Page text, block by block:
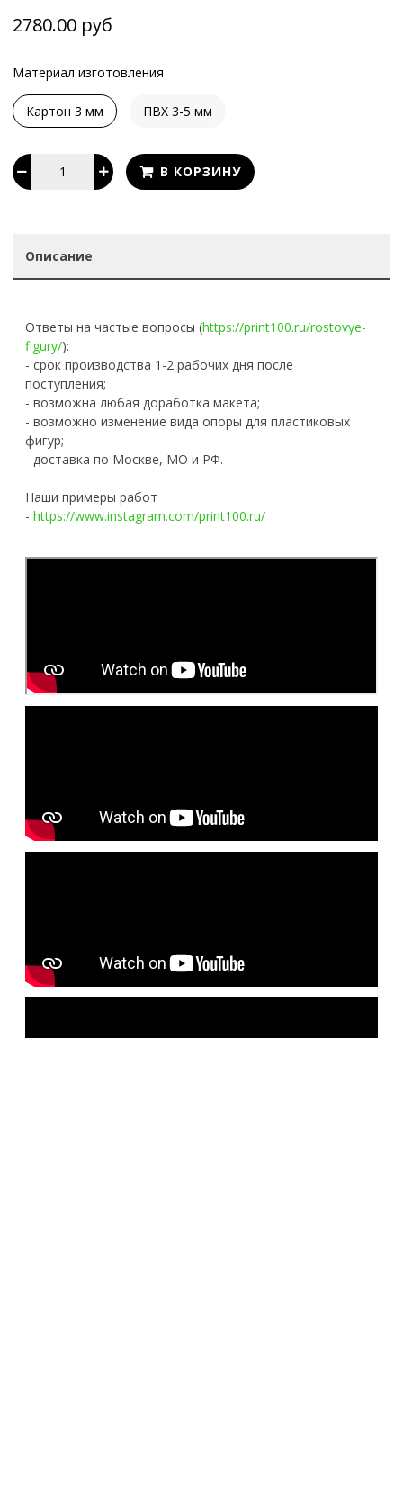
2780.00 руб
Материал изготовления
Картон 3 мм ПВХ 3-5 мм
В КОРЗИНУ
Описание
Ответы на частые вопросы (https://print100.ru/rostovye-
figury/):
- срок производства 1-2 рабочих дня после
поступления;
- возможна любая доработка макета;
- возможно изменение вида опоры для пластиковых
фигур;
- доставка по Москве, МО и РФ.
Наши примеры работ
- https://www.instagram.com/print100.ru/